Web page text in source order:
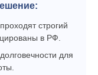
строгий
в РФ.
для